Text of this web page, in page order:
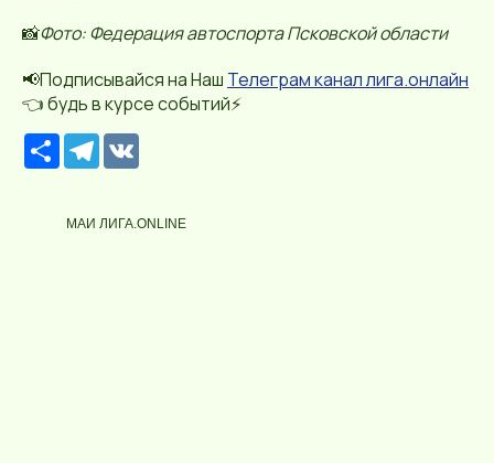
📸Фото: Федерация автоспорта Псковской области
📢Подписывайся на Наш Телеграм канал лига.онлайн
👈 будь в курсе событий⚡️
Р
е
р
с
T
e
g
r
МАИ ЛИГА.ONLINE